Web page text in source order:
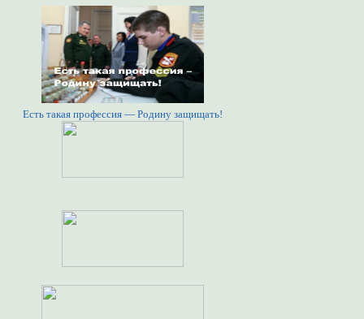
Есть такая профессия — Родину защищать!